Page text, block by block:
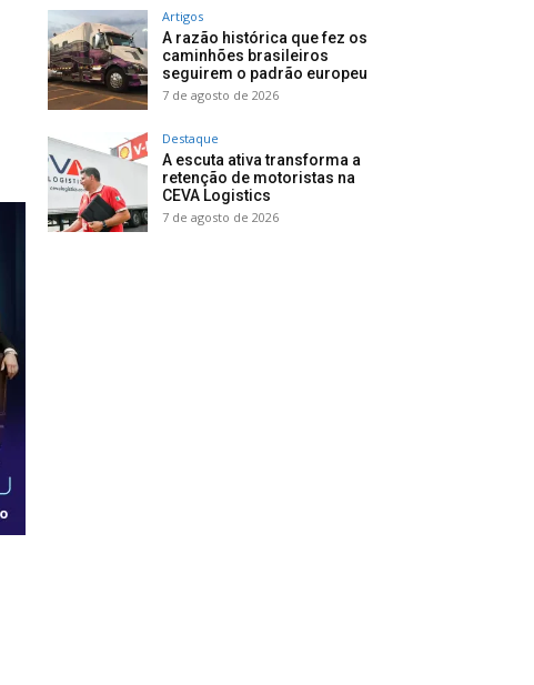
Artigos
A razão histórica que fez os
caminhões brasileiros
seguirem o padrão europeu
7 de agosto de 2026
Destaque
A escuta ativa transforma a
retenção de motoristas na
CEVA Logistics
7 de agosto de 2026